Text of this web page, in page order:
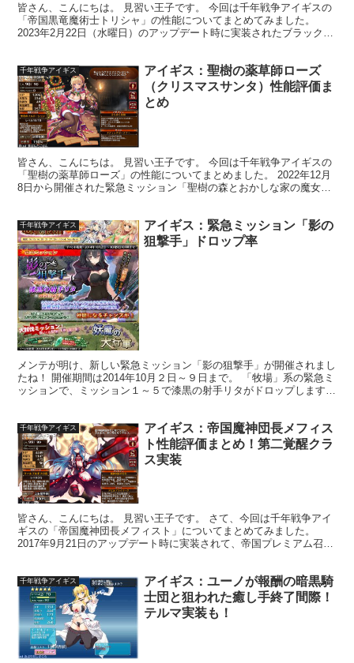
皆さん、こんにちは。 見習い王子です。 今回は千年戦争アイギスの
「帝国黒竜魔術士トリシャ」の性能についてまとめてみました。
2023年2月22日（水曜日）のアップデート時に実装されたブラックレ
千年戦争アイギス
アイギス：聖樹の薬草師ローズ
（クリスマスサンタ）性能評価ま
とめ
皆さん、こんにちは。 見習い王子です。 今回は千年戦争アイギスの
「聖樹の薬草師ローズ」の性能についてまとめました。 2022年12月
8日から開催された緊急ミッション「聖樹の森とおかしな家の魔女」
千年戦争アイギス
アイギス：緊急ミッション「影の
狙撃手」ドロップ率
メンテが明け、新しい緊急ミッション「影の狙撃手」が開催されまし
たね！ 開催期間は2014年10月２日～９日まで。 「牧場」系の緊急ミ
ッションで、ミッション１～５で漆黒の射手リタがドロップします。
千年戦争アイギス
アイギス：帝国魔神団長メフィス
ト性能評価まとめ！第二覚醒クラ
ス実装
皆さん、こんにちは。 見習い王子です。 さて、今回は千年戦争アイ
ギスの「帝国魔神団長メフィスト」についてまとめてみました。
2017年9月21日のアップデート時に実装されて、帝国プレミアム召喚
千年戦争アイギス
アイギス：ユーノが報酬の暗黒騎
士団と狙われた癒し手終了間際！
テルマ実装も！